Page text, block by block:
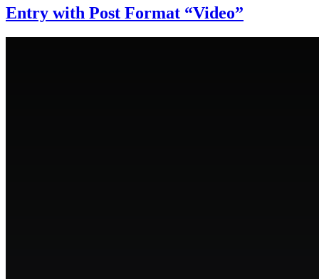
Entry with Post Format “Video”